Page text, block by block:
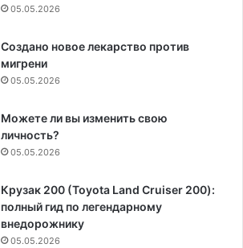
05.05.2026
Создано новое лекарство против
мигрени
05.05.2026
Можете ли вы изменить свою
личность?
05.05.2026
Крузак 200 (Toyota Land Cruiser 200):
полный гид по легендарному
внедорожнику
05.05.2026